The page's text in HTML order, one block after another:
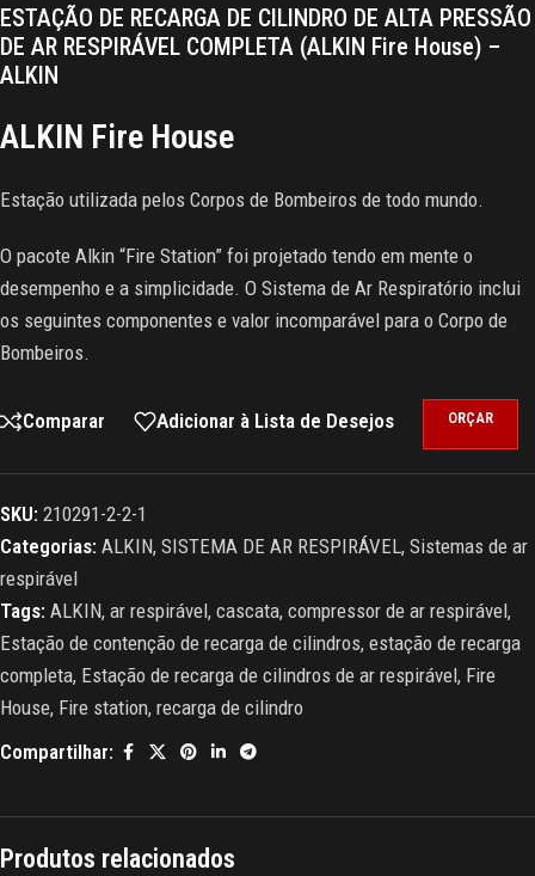
ESTAÇÃO DE RECARGA DE CILINDRO DE ALTA PRESSÃO
DE AR RESPIRÁVEL COMPLETA (ALKIN Fire House) –
ALKIN
ALKIN Fire House
Estação utilizada pelos Corpos de Bombeiros de todo mundo.
O pacote Alkin “Fire Station” foi projetado tendo em mente o
desempenho e a simplicidade. O Sistema de Ar Respiratório inclui
os seguintes componentes e valor incomparável para o Corpo de
Bombeiros.
Comparar Adicionar à Lista de Desejos ORÇAR
SKU: 210291-2-2-1
Categorias: ALKIN, SISTEMA DE AR RESPIRÁVEL, Sistemas de ar
respirável
Tags: ALKIN, ar respirável, cascata, compressor de ar respirável,
Estação de contenção de recarga de cilindros, estação de recarga
completa, Estação de recarga de cilindros de ar respirável, Fire
House, Fire station, recarga de cilindro
Compartilhar:
Produtos relacionados